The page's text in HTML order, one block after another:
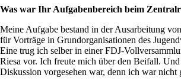
Was war Ihr Aufgabenbereich beim
Meine Aufgabe bestand in der Ausarbeitung
für Vorträge in Grundorganisationen des
Eine trug ich selber in einer FDJ-
Riesa vor. Ich freute mich über den Beifall. Und
Diskussion vorgesehen war, denn ich war nicht